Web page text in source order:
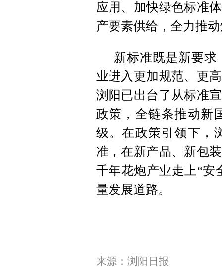
应用、加快绿色标准
产要素供给，全力推
新标准既是新要
业进入更加规范、更
浏阳已出台了从标准
政策，全链条推动新
级。在政策引领下，
准，在新产品、新包
千年花炮产业走上“安
量发展道路。
来源：浏阳日报